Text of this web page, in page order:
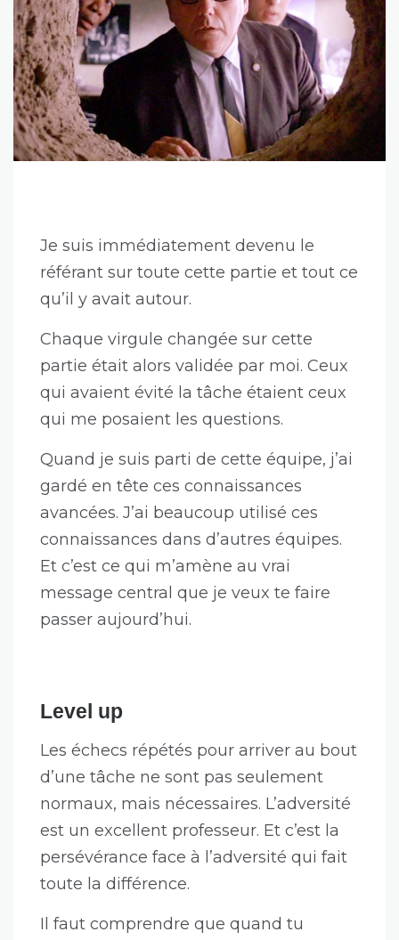
Je suis immédiatement devenu le
référant sur toute cette partie et tout ce
qu’il y avait autour.
Chaque virgule changée sur cette
partie était alors validée par moi. Ceux
qui avaient évité la tâche étaient ceux
qui me posaient les questions.
Quand je suis parti de cette équipe, j’ai
gardé en tête ces connaissances
avancées. J’ai beaucoup utilisé ces
connaissances dans d’autres équipes.
Et c’est ce qui m’amène au vrai
message central que je veux te faire
passer aujourd’hui.
Level up
Les échecs répétés pour arriver au bout
d’une tâche ne sont pas seulement
normaux, mais nécessaires. L’adversité
est un excellent professeur. Et c’est la
persévérance face à l’adversité qui fait
toute la différence.
Il faut comprendre que quand tu